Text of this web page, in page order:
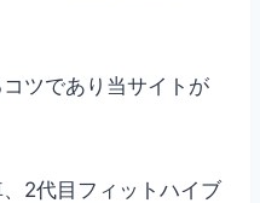
ツであり当サイトが
2代目フィットハイブ